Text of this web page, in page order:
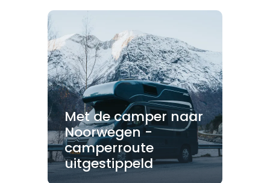
Met de camper naar
Noorwegen -
camperroute
uitgestippeld